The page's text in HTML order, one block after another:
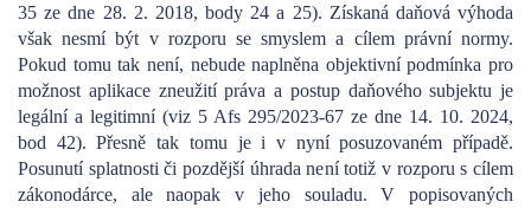
35 ze dne 28. 2. 2018, body 24 a 25). Získaná daňová výhoda
však nesmí být v rozporu se smyslem a cílem právní normy.
Pokud tomu tak není, nebude naplněna objektivní podmínka pro
možnost aplikace zneužití práva a postup daňového subjektu je
legální a legitimní (viz 5 Afs 295/2023-67 ze dne 14. 10. 2024,
bod 42). Přesně tak tomu je i v nyní posuzovaném případě.
Posunutí splatnosti či pozdější úhrada není totiž v rozporu s cílem
zákonodárce, ale naopak v jeho souladu. V popisovaných